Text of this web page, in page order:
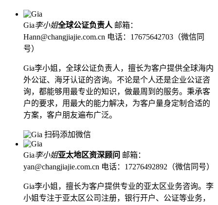
Gia李小姐全球公证负责人 邮箱：
Hann@changjiajie.com.cn 电话：17675642703（微信同
号）
Gia李小姐，全球公证负责人，擅长为客户提供全球海内
外公证、海牙认证的咨询。不论是个人还是企业公证咨
询，都能够用最专业的知识，做最周到的服务。秉承客
户的要求，用最大的能力解决，为客户量身定制合适的
方案，客户朋友遍布广泛。
扫码添加微信
Gia李小姐亚太地区资深顾问 邮箱：
yan@changjiajie.com.cn 电话：17276492892（微信同号）
Gia李小姐，擅长为客户提供专业的亚太区业务咨询。李
小姐专注于亚太区公司注册，银行开户、公证等业务，